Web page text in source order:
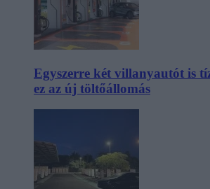
Egyszerre két villanyautót is
ez az új töltőállomás